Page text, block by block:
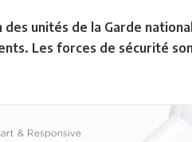
des unités de la Garde
Les forces de sécurité